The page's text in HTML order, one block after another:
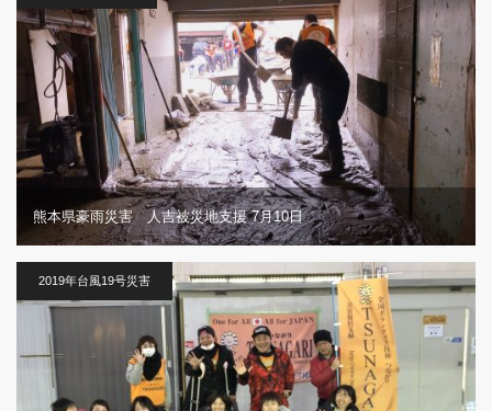
熊本県豪雨災害 人吉被災地支援 7月10日
2019年台風19号災害